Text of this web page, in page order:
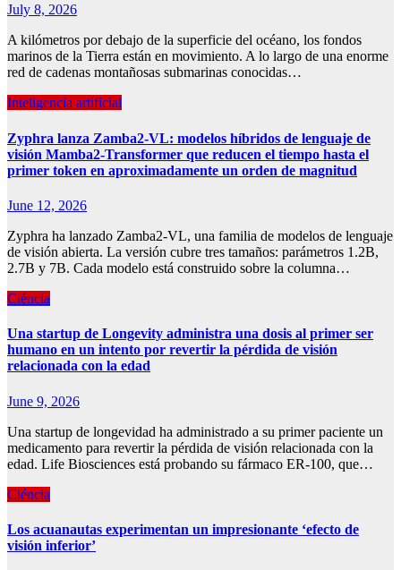
July 8, 2026
A kilómetros por debajo de la superficie del océano, los fondos
marinos de la Tierra están en movimiento. A lo largo de una enorme
red de cadenas montañosas submarinas conocidas…
Inteligencia artificial
Zyphra lanza Zamba2-VL: modelos híbridos de lenguaje de
visión Mamba2-Transformer que reducen el tiempo hasta el
primer token en aproximadamente un orden de magnitud
June 12, 2026
Zyphra ha lanzado Zamba2-VL, una familia de modelos de lenguaje
de visión abierta. La versión cubre tres tamaños: parámetros 1.2B,
2.7B y 7B. Cada modelo está construido sobre la columna…
Ciéncia
Una startup de Longevity administra una dosis al primer ser
humano en un intento por revertir la pérdida de visión
relacionada con la edad
June 9, 2026
Una startup de longevidad ha administrado a su primer paciente un
medicamento para revertir la pérdida de visión relacionada con la
edad. Life Biosciences está probando su fármaco ER-100, que…
Ciéncia
Los acuanautas experimentan un impresionante ‘efecto de
visión inferior’